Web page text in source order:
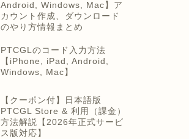
Android, Windows, Mac】ア
カウント作成、ダウンロード
のやり方情報まとめ
PTCGLのコード入力方法
【iPhone, iPad, Android,
Windows, Mac】
【クーポン付】日本語版
PTCGL Store & 利用（課金）
方法解説【2026年正式サービ
ス版対応】